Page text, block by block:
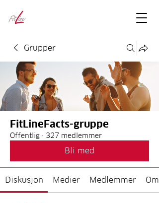
Grupper
FitLineFacts-gruppe
Offentlig · 327 medlemmer
Bli med
Diskusjon Medier Medlemmer Om